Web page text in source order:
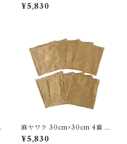
枚入り
¥5,830
麻ヤワラ 30cm×30cm 4重 10
枚入り
¥5,830